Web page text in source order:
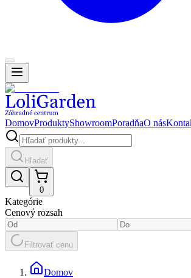
DomovProduktyShowroomPoradňaO nás
Hľadať
0
Kategórie
Cenový rozsah
Filtrovať cenu
Domov